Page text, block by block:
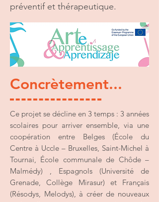
préventif et thérapeutique.
Concrètement...
Ce projet se décline en 3 temps : 3 années
scolaires pour arriver ensemble, via une
coopération entre Belges (École du
Centre à Uccle – Bruxelles, Saint-Michel à
Tournai, École communale de Chôde –
Malmédy) , Espagnols (Université de
Grenade, Collège Mirasur) et Français
(Résodys, Melodys), à créer de nouveaux